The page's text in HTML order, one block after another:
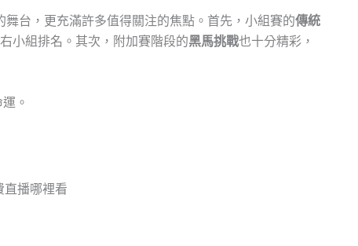
台，更充滿許多值得關注的焦點。首先，小組賽的傳統
小組排名。其次，附加賽階段的黑馬挑戰也十分精彩，
。